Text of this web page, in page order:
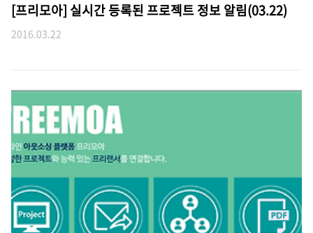
[프리모아] 실시간 등록된 프로젝트 정보 알림(03.22)
2016.03.22